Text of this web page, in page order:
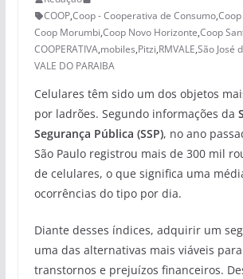
COOP,Coop - Cooperativa de Consumo,
Coop Morumbi,Coop Novo Horizonte,Coop
COOPERATIVA,mobiles,Pitzi,RMVALE,São José
VALE DO PARAIBA
Celulares têm sido um dos objetos
por ladrões. Segundo informações da
Segurança Pública (SSP), no ano
São Paulo registrou mais de 300 mil
de celulares, o que significa uma
ocorrências do tipo por dia.
Diante desses índices, adquirir um
uma das alternativas mais viáveis
transtornos e prejuízos financeiros.